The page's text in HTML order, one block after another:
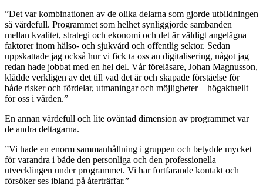
”Det var kombinationen av de olika delarna som gjorde utbildningen
så värdefull. Programmet som helhet synliggjorde sambanden
mellan kvalitet, strategi och ekonomi och det är väldigt angelägna
faktorer inom hälso- och sjukvård och offentlig sektor. Sedan
uppskattade jag också hur vi fick ta oss an digitalisering, något jag
redan hade jobbat med en hel del. Vår föreläsare, Johan Magnusson,
klädde verkligen av det till vad det är och skapade förståelse för
både risker och fördelar, utmaningar och möjligheter – högaktuellt
för oss i vården.”
En annan värdefull och lite oväntad dimension av programmet var
de andra deltagarna.
”Vi hade en enorm sammanhållning i gruppen och betydde mycket
för varandra i både den personliga och den professionella
utvecklingen under programmet. Vi har fortfarande kontakt och
försöker ses ibland på återträffar.”